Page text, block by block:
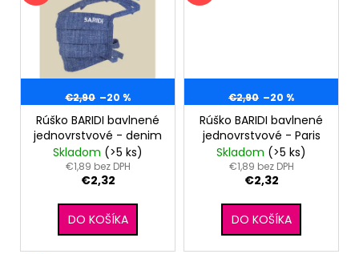
€2,90 –20 %
Rúško BARIDI bavlnené
jednovrstvové - denim
Skladom (>5 ks)
€1,89 bez DPH
€2,32
DO KOŠÍKA
€2,90 –20 %
Rúško BARIDI bavlnené
jednovrstvové - Paris
Skladom (>5 ks)
€1,89 bez DPH
€2,32
DO KOŠÍKA